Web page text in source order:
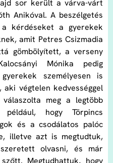
sor került a várva-várt
Anikóval. A beszélgetés
kérdéseket a gyerekek
amit Petres Csizmadia
gömbölyített, a verseny
Mónika pedig
személyesen is
végtelen kedvességgel
meg a legtöbb
például, hogy Törpincs
és a csodálatos palóc
illetve azt is megtudtuk,
olvasni, és már